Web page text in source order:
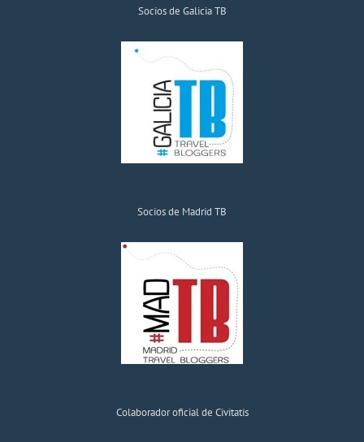
Socios de Galicia TB
Socios de Madrid TB
Colaborador oficial de Civitatis